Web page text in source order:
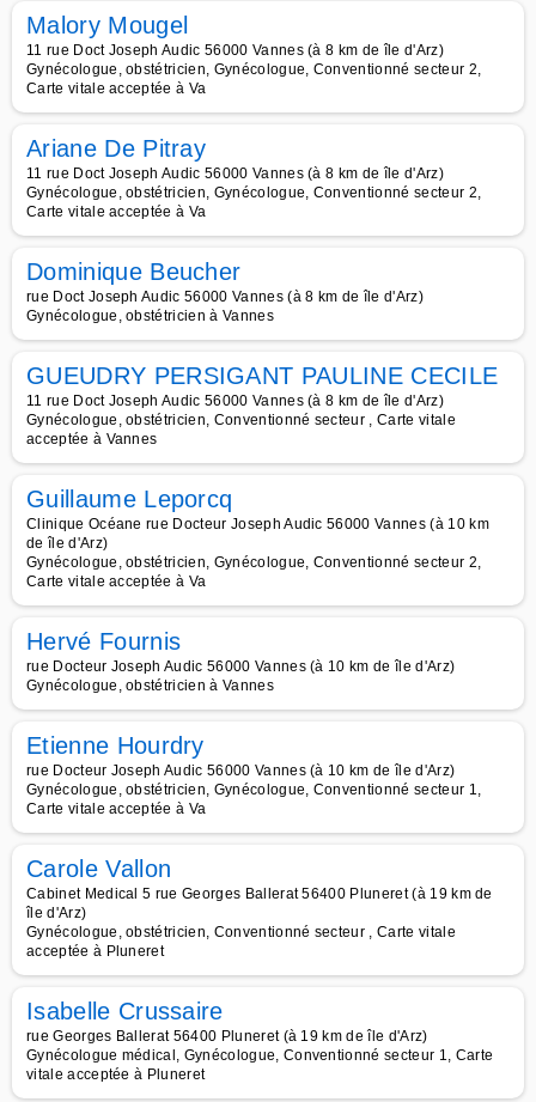
Malory Mougel
11 rue Doct Joseph Audic 56000 Vannes (à 8 km de île d'Arz)
Gynécologue, obstétricien, Gynécologue, Conventionné secteur 2,
Carte vitale acceptée à Va
Ariane De Pitray
11 rue Doct Joseph Audic 56000 Vannes (à 8 km de île d'Arz)
Gynécologue, obstétricien, Gynécologue, Conventionné secteur 2,
Carte vitale acceptée à Va
Dominique Beucher
rue Doct Joseph Audic 56000 Vannes (à 8 km de île d'Arz)
Gynécologue, obstétricien à Vannes
GUEUDRY PERSIGANT PAULINE CECILE
11 rue Doct Joseph Audic 56000 Vannes (à 8 km de île d'Arz)
Gynécologue, obstétricien, Conventionné secteur , Carte vitale
acceptée à Vannes
Guillaume Leporcq
Clinique Océane rue Docteur Joseph Audic 56000 Vannes (à 10 km
de île d'Arz)
Gynécologue, obstétricien, Gynécologue, Conventionné secteur 2,
Carte vitale acceptée à Va
Hervé Fournis
rue Docteur Joseph Audic 56000 Vannes (à 10 km de île d'Arz)
Gynécologue, obstétricien à Vannes
Etienne Hourdry
rue Docteur Joseph Audic 56000 Vannes (à 10 km de île d'Arz)
Gynécologue, obstétricien, Gynécologue, Conventionné secteur 1,
Carte vitale acceptée à Va
Carole Vallon
Cabinet Medical 5 rue Georges Ballerat 56400 Pluneret (à 19 km de
île d'Arz)
Gynécologue, obstétricien, Conventionné secteur , Carte vitale
acceptée à Pluneret
Isabelle Crussaire
rue Georges Ballerat 56400 Pluneret (à 19 km de île d'Arz)
Gynécologue médical, Gynécologue, Conventionné secteur 1, Carte
vitale acceptée à Pluneret